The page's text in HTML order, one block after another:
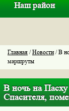
Наш район
Главная /Новости/ В
маршруты
В ночь на
Спасителя,